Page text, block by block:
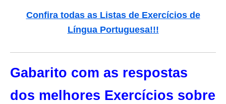
Confira todas as Listas de Exercícios de
Língua Portuguesa!!!
Gabarito com as respostas
dos melhores Exercícios sobre